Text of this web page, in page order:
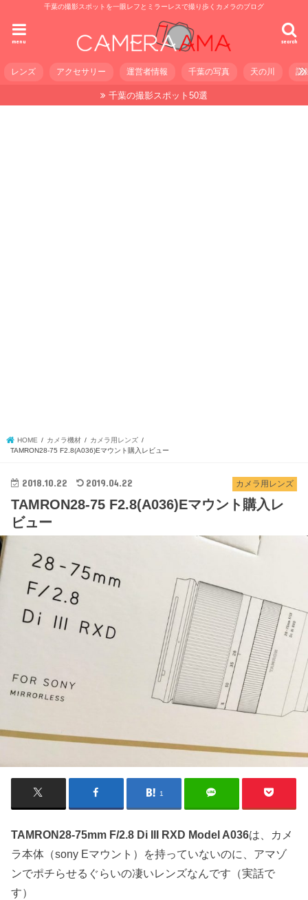
千葉の撮影スポットを一眼レフとミラーレスで撮り歩くカメラのブログ
search
menu
レンズ アクセサリー 運営者情報 千葉の写真 天の川 記
千葉の撮影スポット50選
HOME カメラ機材
カメラ用レンズ
TAMRON28-75 F2.8(A036)Eマウント購入レビュー
カメラ用レンズ
2018.10.22 2019.04.22
TAMRON28-75 F2.8(A036)Eマウント購入レ
ビュー
1
TAMRON28-75mm F/2.8 Di III RXD Model A036は、カメ
ラ本体（sony Eマウント）を持っていないのに、アマゾ
ンでポチらせるぐらいの凄いレンズなんです（実話で
す）